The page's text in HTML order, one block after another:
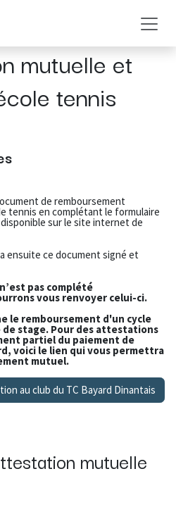
mutuelle et
tennis
de remboursement
tennis en complétant le formulaire
sur le site internet de
ensuite ce document signé et
pas complété
vous renvoyer celui-ci.
le remboursement d'un cycle
de stage. Pour des attestations
partiel du paiement de
voici le lien qui vous permettra
mutuel.
au club du TC Bayard Dinantais
mutuelle